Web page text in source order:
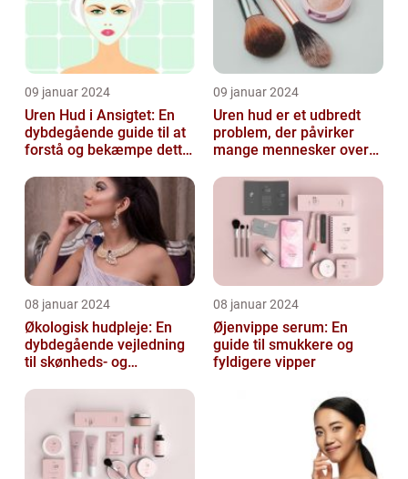
09 januar 2024
Uren Hud i Ansigtet: En
dybdegående guide til at
forstå og bekæmpe dette
09 januar 2024
Uren hud er et udbredt
problem, der påvirker
mange mennesker over
08 januar 2024
Økologisk hudpleje: En
dybdegående vejledning
til skønheds- og
08 januar 2024
Øjenvippe serum: En
guide til smukkere og
fyldigere vipper